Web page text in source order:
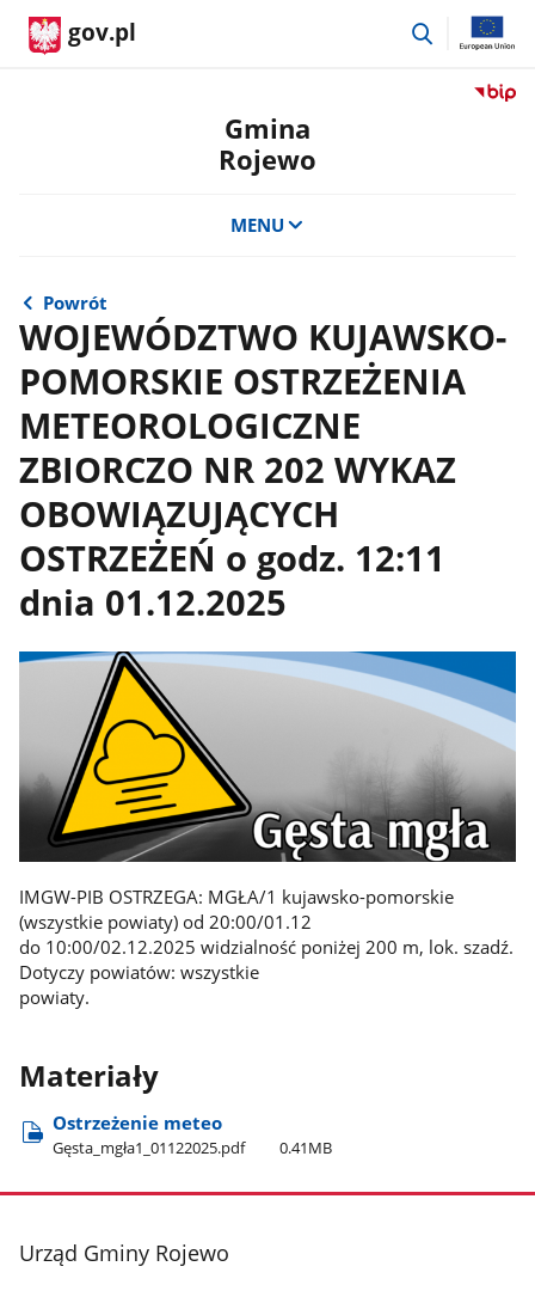
gov.pl
przejdź
Przejdź
Gmina
Rojewo
MENU
Powrót
WOJEWÓDZTWO KUJAWSKO-
POMORSKIE OSTRZEŻENIA
METEOROLOGICZNE
ZBIORCZO NR 202 WYKAZ
OBOWIĄZUJĄCYCH
OSTRZEŻEŃ o godz. 12:11
dnia 01.12.2025
IMGW-PIB OSTRZEGA: MGŁA/1 kujawsko-pomorskie
(wszystkie powiaty) od 20:00/01.12
do 10:00/02.12.2025 widzialność poniżej 200 m, lok. szadź.
Dotyczy powiatów: wszystkie
powiaty.
Materiały
Ostrzeżenie meteo
Gęsta​_mgła1​_01122025.pdf 0.41MB
stopka
Urząd Gminy Rojewo